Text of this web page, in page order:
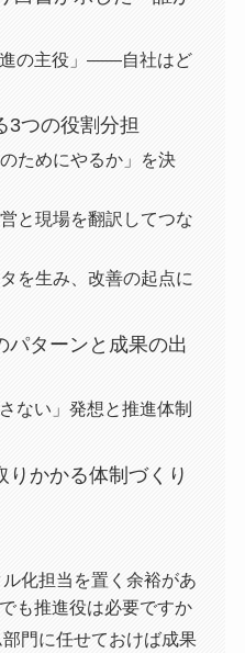
の主役」――自社はど
3つの役割分担
ためにやるか」を決
と現場を翻訳してつな
を生み、改善の起点に
パターンと成果の出
ない」発想と推進体制
りかかる体制づくり
化担当を置く余裕があ
も推進役は必要ですか
門に任せておけば成果